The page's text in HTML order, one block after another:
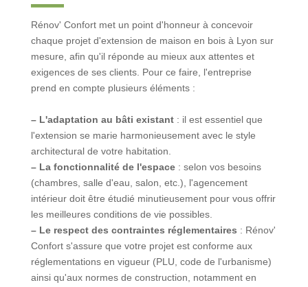
Rénov' Confort met un point d'honneur à concevoir
chaque projet d'extension de maison en bois à Lyon sur
mesure, afin qu'il réponde au mieux aux attentes et
exigences de ses clients. Pour ce faire, l'entreprise
prend en compte plusieurs éléments :
– L'adaptation au bâti existant : il est essentiel que
l'extension se marie harmonieusement avec le style
architectural de votre habitation.
– La fonctionnalité de l'espace: selon vos besoins
(chambres, salle d'eau, salon, etc.), l'agencement
intérieur doit être étudié minutieusement pour vous offrir
les meilleures conditions de vie possibles.
– Le respect des contraintes réglementaires : Rénov'
Confort s'assure que votre projet est conforme aux
réglementations en vigueur (PLU, code de l'urbanisme)
ainsi qu'aux normes de construction, notamment en